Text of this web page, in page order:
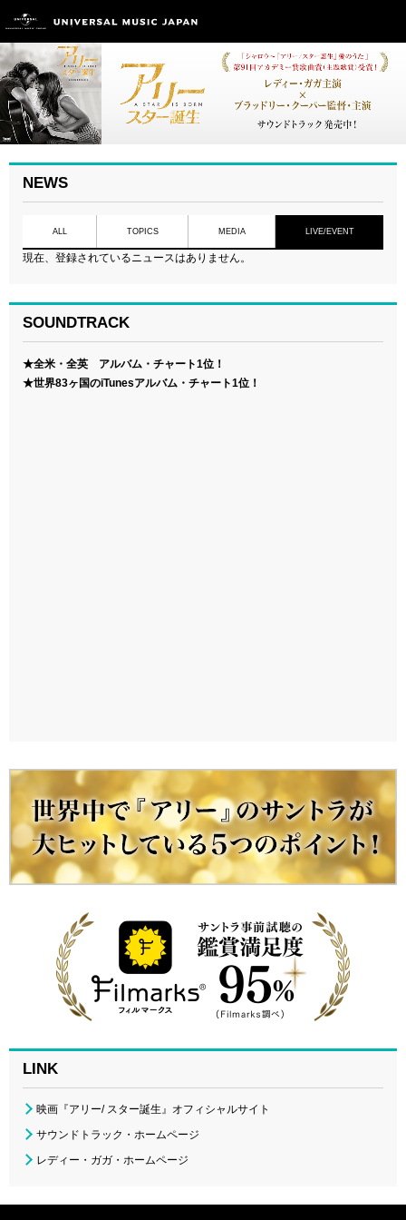
NEWS
ALL TOPICS MEDIA LIVE/EVENT
現在、登録されているニュースはありません。
SOUNDTRACK
★全米・全英 アルバム・チャート1位！
★世界83ヶ国のiTunesアルバム・チャート1位！
LINK
映画『アリー/ スター誕生』オフィシャルサイト
サウンドトラック・ホームページ
レディー・ガガ・ホームページ